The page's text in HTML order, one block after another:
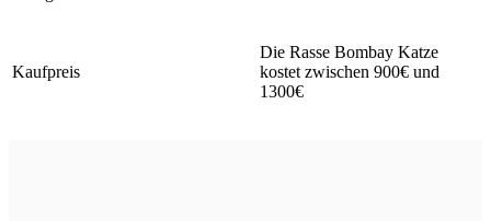
Kaufpreis
Die Rasse Bombay Katze
kostet zwischen 900€ und
1300€